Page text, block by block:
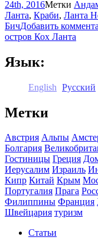
24th, 2016Метки
Ланта, Краби, Ланта
БичДобавить
остров Кох Ланта
Язык:
English Русский
Метки
Австрия Альпы
Болгария
Гостиницы Греция
Иерусалим Израиль
Кипр Китай Крым
Португалия Прага
Филиппины Франция
Швейцария туризм
Статьи